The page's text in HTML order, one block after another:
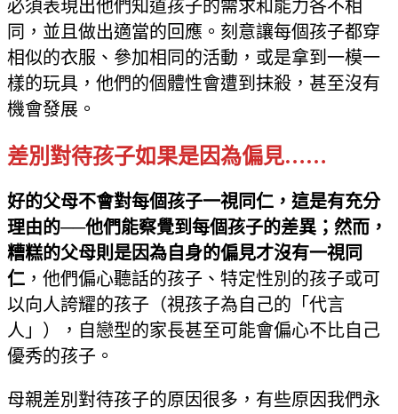
必須表現出他們知道孩子的需求和能力各不相
同，並且做出適當的回應。刻意讓每個孩子都穿
相似的衣服、參加相同的活動，或是拿到一模一
樣的玩具，他們的個體性會遭到抹殺，甚至沒有
機會發展。
差別對待孩子如果是因為偏見……
好的父母不會對每個孩子一視同仁，這是有充分
理由的──他們能察覺到每個孩子的差異；然而，
糟糕的父母則是因為自身的偏見才沒有一視同
仁 ，他們偏心聽話的孩子、特定性別的孩子或可
以向人誇耀的孩子（視孩子為自己的「代言
人」），自戀型的家長甚至可能會偏心不比自己
優秀的孩子。
母親差別對待孩子的原因很多，有些原因我們永